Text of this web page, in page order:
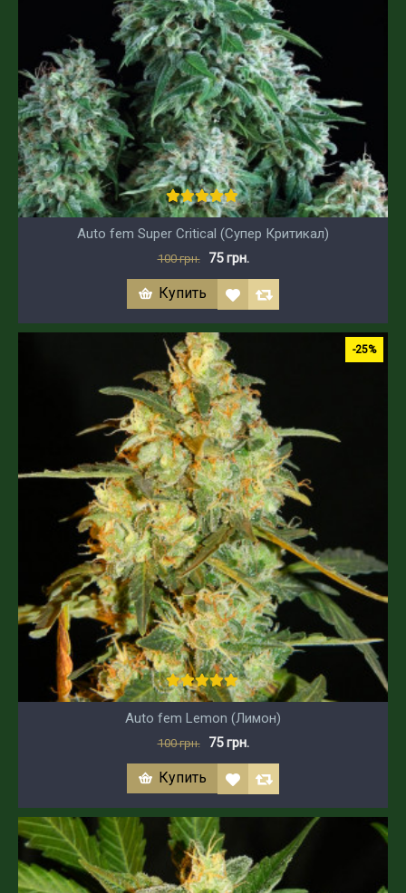
Auto fem Super Critical (Супер Критикал)
100 грн. 75 грн.
Купить
-25%
Auto fem Lemon (Лимон)
100 грн. 75 грн.
Купить